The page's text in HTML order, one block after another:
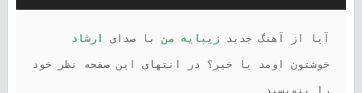
صوت
آیا از آهنگ جدید زیبایه من با صدای ارشاد
را بنویسید